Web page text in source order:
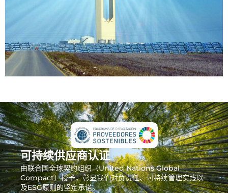
可持续供应商认证
由联合国全球契约组织（United Nations Global
Compact）授予，彰显我们对负责任、可持续管理实践以
及ESG原则的坚定承诺。